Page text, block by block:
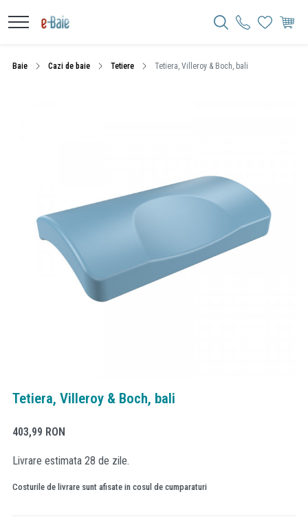
Baie Cazi de baie Tetiere Tetiera, Villeroy & Boch, bali
Tetiera, Villeroy & Boch, bali
403,99 RON
Livrare estimata 28 de zile.
Costurile de livrare sunt afisate in cosul de cumparaturi